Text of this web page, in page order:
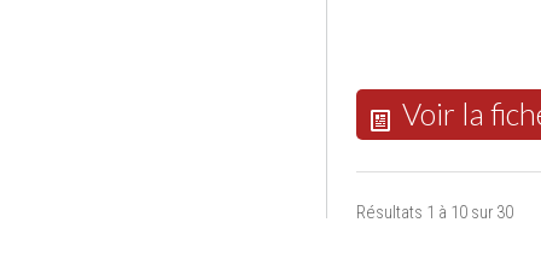
Voir la
Résultats 1 à 10 sur 30